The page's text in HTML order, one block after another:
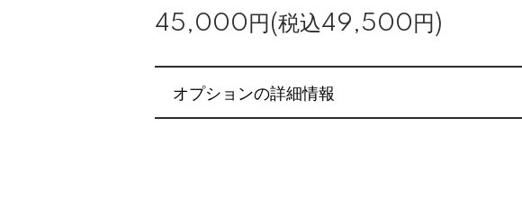
45,000円(税込49,500円)
オプションの詳細情報